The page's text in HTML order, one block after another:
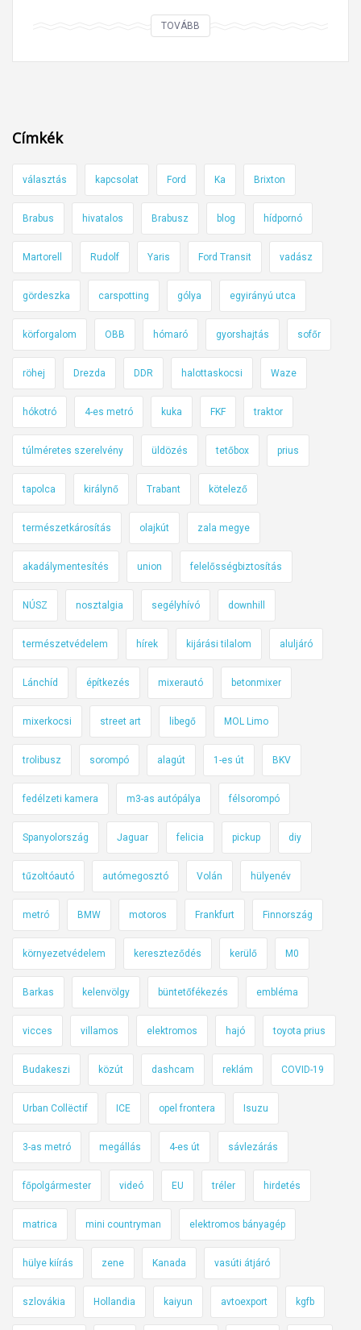
s
n
l
B
i
s
é
r
e
TOVÁBB
t
k
o
r
á
b
a
a
z
a
g
y
e
p
e
r
á
t
o
t
o
d
u
l
b
a
!
Címkék
választás kapcsolat Ford Ka Brixton
Brabus hivatalos Brabusz blog hídpornó
Martorell Rudolf Yaris Ford Transit vadász
gördeszka carspotting gólya egyirányú utca
körforgalom OBB hómaró gyorshajtás sofőr
röhej Drezda DDR halottaskocsi Waze
hókotró 4-es metró kuka FKF traktor
túlméretes szerelvény üldözés tetőbox prius
tapolca királynő Trabant kötelező
természetkárosítás olajkút zala megye
akadálymentesítés union felelősségbiztosítás
NÚSZ nosztalgia segélyhívó downhill
természetvédelem hírek kijárási tilalom aluljáró
Lánchíd építkezés mixerautó betonmixer
mixerkocsi street art libegő MOL Limo
trolibusz sorompó alagút 1-es út BKV
fedélzeti kamera m3-as autópálya félsorompó
Spanyolország Jaguar felicia pickup diy
tűzoltóautó autómegosztó Volán hülyenév
metró BMW motoros Frankfurt Finnország
környezetvédelem kereszteződés kerülő M0
Barkas kelenvölgy büntetőfékezés embléma
vicces villamos elektromos hajó toyota prius
Budakeszi közút dashcam reklám COVID-19
Urban Collëctif ICE opel frontera Isuzu
3-as metró megállás 4-es út sávlezárás
főpolgármester videó EU tréler hirdetés
matrica mini countryman elektromos bányagép
hülye kiírás zene Kanada vasúti átjáró
szlovákia Hollandia kaiyun avtoexport kgfb